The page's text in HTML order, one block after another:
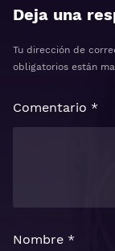
Deja una
Tu dirección de
obligatorios están
Comentario *
Nombre *